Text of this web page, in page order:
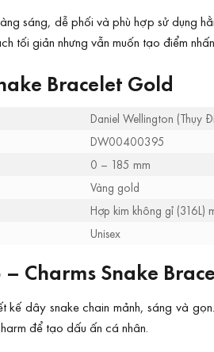
sáng, dễ phối và phù hợp sử dụng
tối giản nhưng vẫn muốn tạo điểm
Bracelet Gold
Daniel Wellington (Thụy
DW00400395
0 – 185 mm
Vàng gold
Hợp kim không gỉ (316L)
Unisex
Charms Snake
dây snake chain mảnh, sáng và
để tạo dấu ấn cá nhân.